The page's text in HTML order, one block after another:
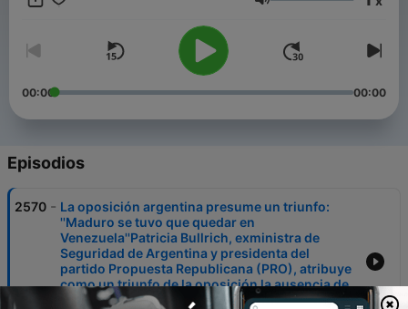
Volumen
00:00 00:00
Episodios
2570 - La oposición argentina presume un triunfo:
''Maduro se tuvo que quedar en
Venezuela''Patricia Bullrich, exministra de
Seguridad de Argentina y presidenta del
partido Propuesta Republicana (PRO), atribuye
como un triunfo de la oposición la ausencia de
Nico